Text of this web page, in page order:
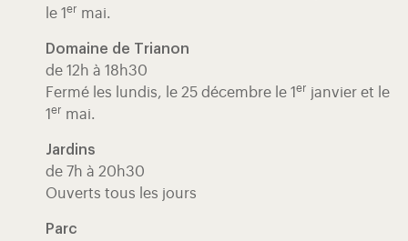
le 1 er mai.
Domaine de Trianon
de 12h à 18h30
Fermé les lundis, le 25 décembre le 1 er janvier et le
1 er mai.
Jardins
de 7h à 20h30
Ouverts tous les jours
Parc